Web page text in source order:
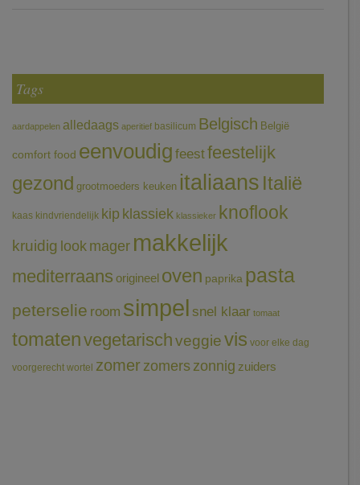
Tags
aardappelen alledaags aperitief basilicum Belgisch België
comfort food eenvoudig feestfeestelijk
gezond grootmoeders keuken italiaans Italië
kaas kindvriendelijk kip klassiek klassieker knoflook
kruidig look mager makkelijk
mediterraans origineel oven paprika pasta
peterselie room simpel snel klaar tomaat
tomatenvegetarischveggievis voor elke dag
voorgerecht wortel zomerzomerszonnig zuiders